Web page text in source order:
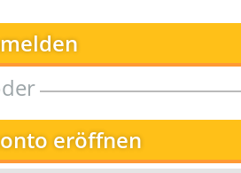
eröffnen